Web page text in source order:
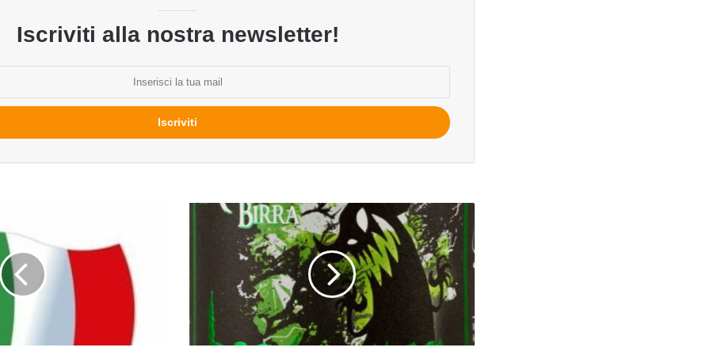
Iscriviti alla nostra newsletter!
Boogeyman